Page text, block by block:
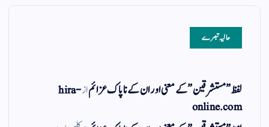
حالیہ تبصرے
لفظ ” مستشرقین ” کے معنی اور ان کے نا پاک عزائمازhira-
online.com